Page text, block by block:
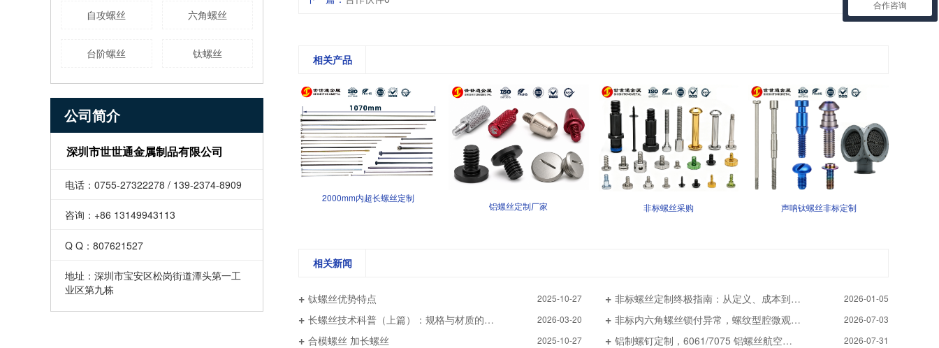
自攻螺丝 六角螺丝
台阶螺丝 钛螺丝
公司简介
深圳市世世通金属制品有限公司
电话：0755-27322278 / 139-2374-8909
咨询：+86 13149943113
Q Q：807621527
地址：深圳市宝安区松岗街道潭头第一工
业区第九栋
相关产品
2000mm内超长螺丝定制
铝螺丝定制厂家 非标螺丝采购 声呐钛螺丝非标定制
相关新闻
钛螺丝优势特点 2025-10-27 非标螺丝定制终极指南：从定义、成本到供应商选择（附决策矩阵） 2026-01-05
长螺丝技术科普（上篇）：规格与材质的选型指南 2026-03-20 非标内六角螺丝锁付异常，螺纹型腔微观缺陷深度分析 2026-07-03
合模螺丝 加长螺丝 2025-10-27 铝制螺钉定制，6061/7075 铝螺丝航空汽车医疗非标定做 2026-07-31
合作咨询